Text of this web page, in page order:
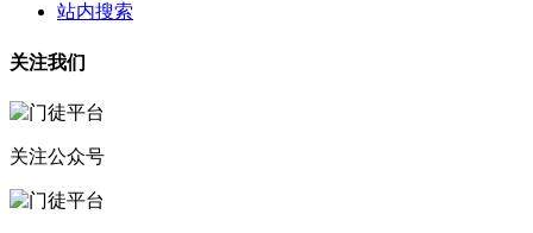
站内搜索
关注我们
关注公众号